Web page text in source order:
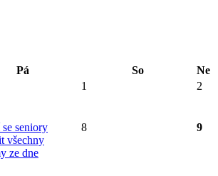
Pá So
Ne
1 2
se seniory
všechny
ze dne
8 9